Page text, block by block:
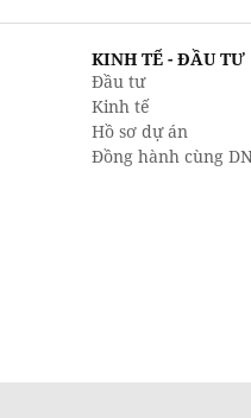
KINH TẾ - ĐẦU TƯ
Đầu tư
Kinh tế
Hồ sơ dự án
Đồng hành cùng